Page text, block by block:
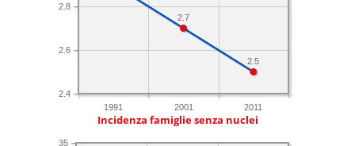
1991 2001 2011
2.4
2.6
2.8
2.5
2.7
Incidenza famiglie senza nuclei
35